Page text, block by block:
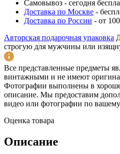
Самовывоз - сегодня
Доставка по Москве -
Доставка по России - от
Авторская подарочная упаковка
строгую для мужчины или
Все представленные предметы
винтажными и не имеют
Фотографии выполнены в
описание. Мы предоставим
видео или фотографии по вашему
Оценка товара
Описание